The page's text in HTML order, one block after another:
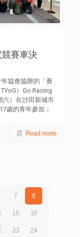
競賽車決
協會協辦的「賽
）Go Racing
六）在沙田新城市
歲的青年參加；
在電競模擬器內
並在台上與青年
真賽車體驗。此
楊朗翹的精彩旁
賽車模擬器將
TYoG! 由香港
Read more
7 8
15 16
23 24